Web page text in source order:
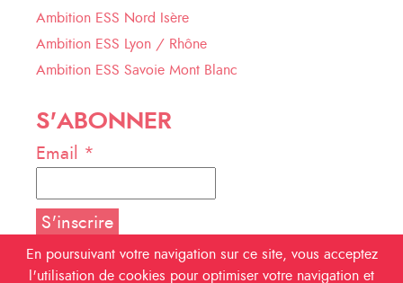
Ambition ESS Nord Isère
Ambition ESS Lyon / Rhône
Ambition ESS Savoie Mont Blanc
S'ABONNER
Email *
En poursuivant votre navigation sur ce site, vous acceptez
l'utilisation de cookies pour optimiser votre navigation et